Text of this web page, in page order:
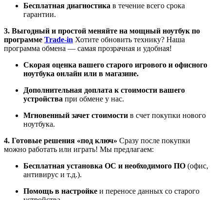
Бесплатная диагностика в течение всего срока
гарантии.
3. Выгодный и простой меняйте на мощный ноутбук по
программе Trade-in Хотите обновить технику? Наша
программа обмена — самая прозрачная и удобная!
Скорая оценка вашего старого игрового и офисного
ноутбука онлайн или в магазине.
Дополнительная доплата к стоимости вашего
устройства при обмене у нас.
Мгновенный зачет стоимости в счет покупки нового
ноутбука.
4. Готовые решения «под ключ» Сразу после покупки
можно работать или играть! Мы предлагаем:
Бесплатная установка ОС и необходимого ПО (офис,
антивирус и т.д.).
Помощь в настройке и переносе данных со старого